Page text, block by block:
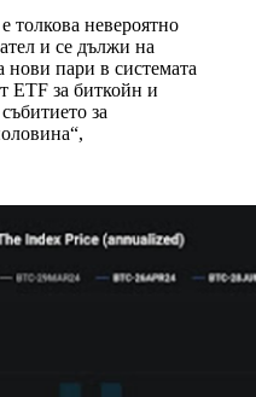
толкова невероятно
и се дължи на
нови пари в системата
ETF за биткойн и
за